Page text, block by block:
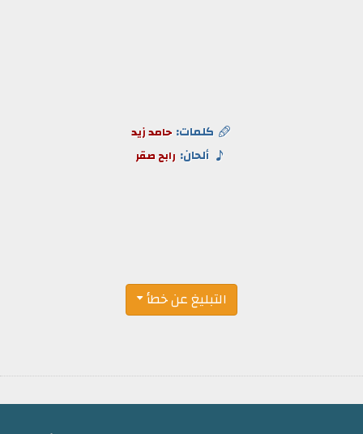
كلمات: حامد زيد
ألحان: رابح صقر
التبليغ عن خطأ